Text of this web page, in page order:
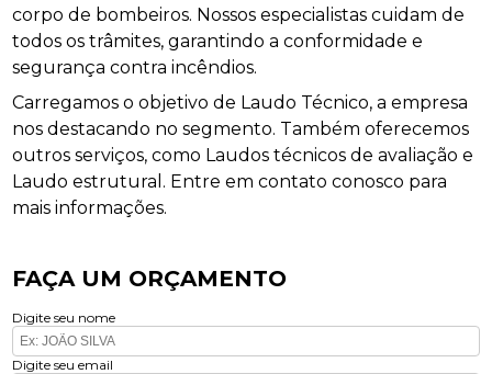
corpo de bombeiros. Nossos especialistas cuidam de
todos os trâmites, garantindo a conformidade e
segurança contra incêndios.
Carregamos o objetivo de Laudo Técnico, a empresa
nos destacando no segmento. Também oferecemos
outros serviços, como Laudos técnicos de avaliação e
Laudo estrutural. Entre em contato conosco para
mais informações.
FAÇA UM ORÇAMENTO
Digite seu nome
Digite seu email